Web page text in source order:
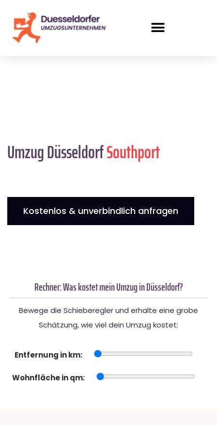
Umzug DüsseldorfSouthport
Kostenlos & unverbindlich anfragen
Rechner: Was kostet mein Umzug in Düsseldorf?
Bewege die Schieberegler und erhalte eine grobe
Schätzung, wie viel dein Umzug kostet:
Entfernung in km:
Wohnfläche in qm: